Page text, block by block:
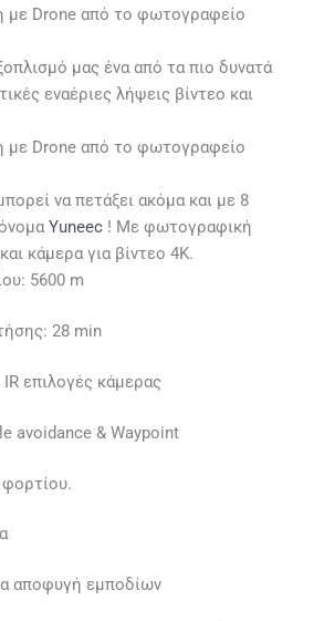
με Drone από το φωτογραφείο
μας ένα από τα πιο δυνατά
εναέριες λήψεις βίντεο και
με Drone από το φωτογραφείο
να πετάξει ακόμα και με 8
Yuneec ! Με φωτογραφική
κάμερα για βίντεο 4K.
5600 m
28 min
επιλογές κάμερας
avoidance & Waypoint
αποφυγή εμποδίων